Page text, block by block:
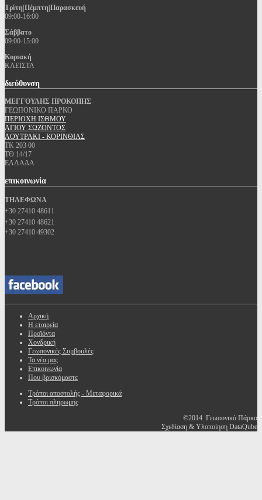
Τρίτη|Πέμπτη|Παρασκευή
09:00-16:00
Σάββατο
09:00-15:00
Κυριακή
ΚΛΕΙΣΤΑ
διεύθυνση
ΜΕΓΓΟΥΛΗΣ ΠΡΟΚΟΠΗΣ
ΓΕΩΠΟΝΙΚΟ ΠΑΡΚΟ
ΠΕΡΙΟΧΗ ΙΣΘΜΟΥ
ΑΓΙΟΥ ΣΩΖΟΝΤΟΣ
ΛΟΥΤΡΑΚΙ - ΚΟΡΙΝΘΙΑΣ
ΤΚ 203 00
ΤΘ 14/17
ΕΛΛΑΔΑ
επικοινωνία
ΤΗΛΕΦΩΝΑ
+30 27410 48611
+30 27410 48621
+30 27410 49302
Αρχική
Η εταιρεία
Προϊόντα
Χονδρική
Γεωπονικές Συμβουλές
Τα νέα μας
Επικοινωνία
Που βρισκόμαστε
Τρόποι αποστολής - Μεταφορικά
Τρόποι πληρωμής
©2014 Γεωπονικό Πάρκο
Σχεδίαση & Υλοποίηση DataQube